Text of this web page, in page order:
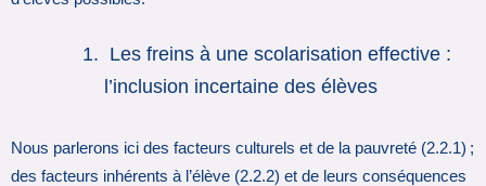
Les freins à une scolarisation effective :
l’inclusion incertaine des élèves
Nous parlerons ici des facteurs culturels et de la pauvreté (2.2.1) ;
des facteurs inhérents à l’élève (2.2.2) et de leurs conséquences